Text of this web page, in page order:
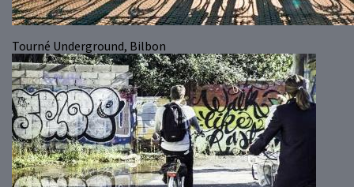
Tourné Underground, Bilbon